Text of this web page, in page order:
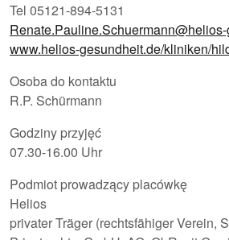
Tel 05121-894-5131
www.helios-gesundheit.de/kliniken/
Osoba do kontaktu
R.P. Schürmann
Godziny przyjęć
07.30-16.00 Uhr
Podmiot prowadzący placówkę
Helios
privater Träger (rechtsfähiger Verein,